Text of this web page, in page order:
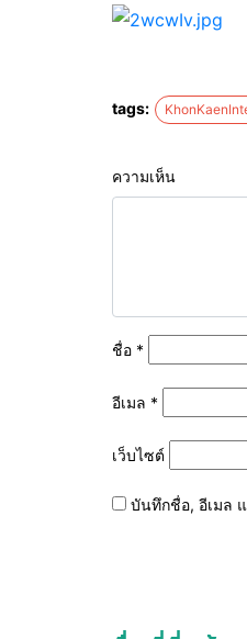
tags:
ความเห็น
ชื่อ *
อีเมล *
เว็บไซต์
บันทึกชื่อ, อีเมล